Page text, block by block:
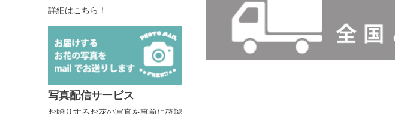
詳細はこちら！
写真配信サービス